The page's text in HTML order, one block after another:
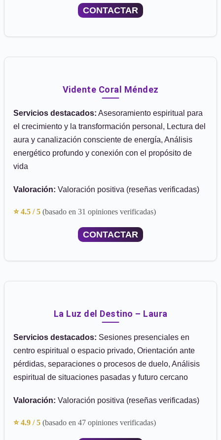
CONTACTAR
Vidente Coral Méndez
Servicios destacados: Asesoramiento espiritual para
el crecimiento y la transformación personal, Lectura del
aura y canalización consciente de energía, Análisis
energético profundo y conexión con el propósito de
vida
Valoración: Valoración positiva (reseñas verificadas)
⭐ 4.5 / 5 (basado en 31 opiniones verificadas)
CONTACTAR
La Luz del Destino – Laura
Servicios destacados: Sesiones presenciales en
centro espiritual o espacio privado, Orientación ante
pérdidas, separaciones o procesos de duelo, Análisis
espiritual de situaciones pasadas y futuro cercano
Valoración: Valoración positiva (reseñas verificadas)
⭐ 4.9 / 5 (basado en 47 opiniones verificadas)